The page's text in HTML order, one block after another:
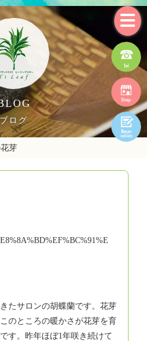
ブログ
芽
たサロンの胡蝶蘭です。花芽
のところの暖かさが花芽を育
す。昨年ほぼ1年咲き続けて